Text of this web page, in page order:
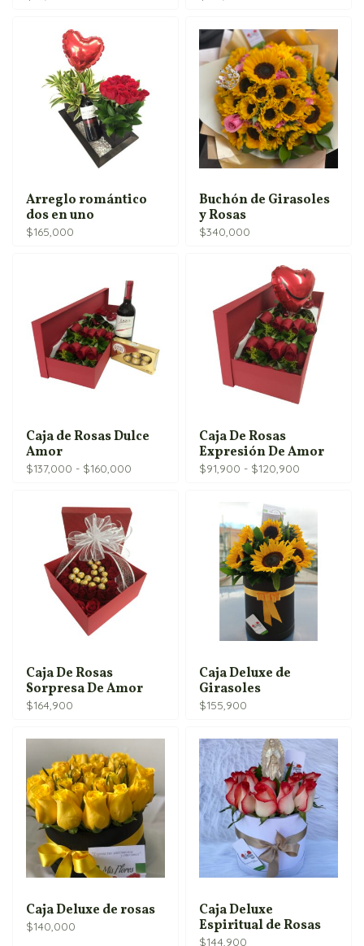
Arreglo romántico
dos en uno
$165,000
Buchón de Girasoles
y Rosas
$340,000
Caja de Rosas Dulce
Amor
$137,000 - $160,000
desde
$137,000
$160,000
Caja De Rosas
Expresión De Amor
$91,900 - $120,900
$91,900
hasta
$120,900
Caja De Rosas
Sorpresa De Amor
$164,900
Caja Deluxe de
Girasoles
$155,900
Caja Deluxe de rosas
$140,000
Caja Deluxe
Espiritual de Rosas
$144,900